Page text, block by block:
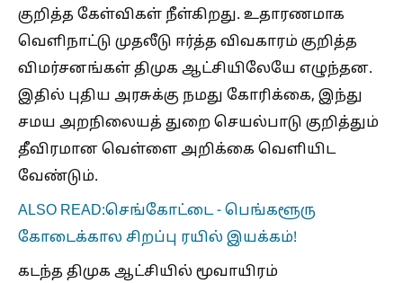
குறித்த கேள்விகள் நீள்கிறது. உதாரணமாக
வெளிநாட்டு முதலீடு ஈர்த்த விவகாரம் குறித்த
விமர்சனங்கள் திமுக ஆட்சியிலேயே எழுந்தன.
இதில் புதிய அரசுக்கு நமது கோரிக்கை, இந்து
சமய அறநிலையத் துறை செயல்பாடு குறித்தும்
தீவிரமான வெள்ளை அறிக்கை வெளியிட
வேண்டும்.
ALSO READ:செங்கோட்டை - பெங்களூரு
கோடைக்கால சிறப்பு ரயில் இயக்கம்!
கடந்த திமுக ஆட்சியில் மூவாயிரம்